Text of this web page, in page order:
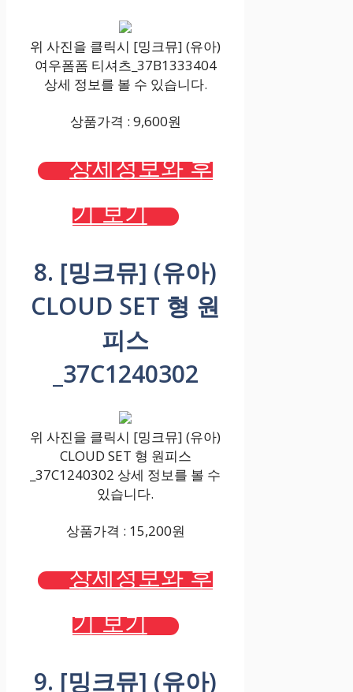
위 사진을 클릭시 [밍크뮤] (유아)
여우폼폼 티셔츠_37B1333404
상세 정보를 볼 수 있습니다.
상품가격 : 9,600원
상세정보와 후
기 보기
8. [밍크뮤] (유아)
CLOUD SET 형 원
피스
_37C1240302
위 사진을 클릭시 [밍크뮤] (유아)
CLOUD SET 형 원피스
_37C1240302 상세 정보를 볼 수
있습니다.
상품가격 : 15,200원
상세정보와 후
기 보기
9. [밍크뮤] (유아)